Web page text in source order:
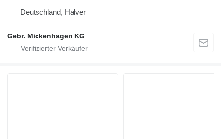
Deutschland, Halver
Gebr. Mickenhagen KG